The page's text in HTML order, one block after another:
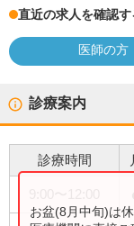
直近の求人を確認す
医師の方
診療案内
診療時間
お盆(8月中旬)は